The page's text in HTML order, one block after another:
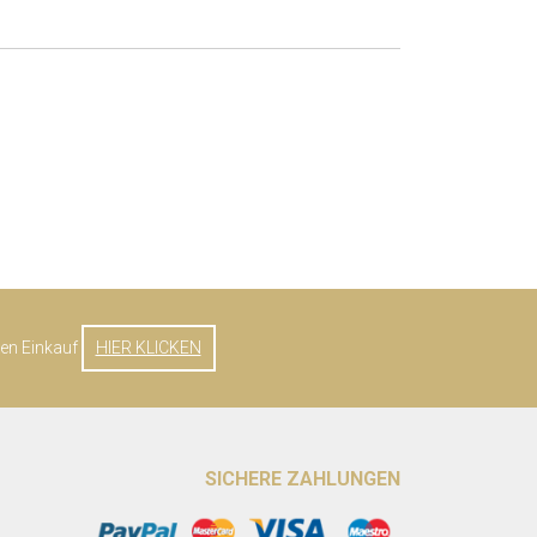
Einkauf HIER KLICKEN
SICHERE ZAHLUNGEN